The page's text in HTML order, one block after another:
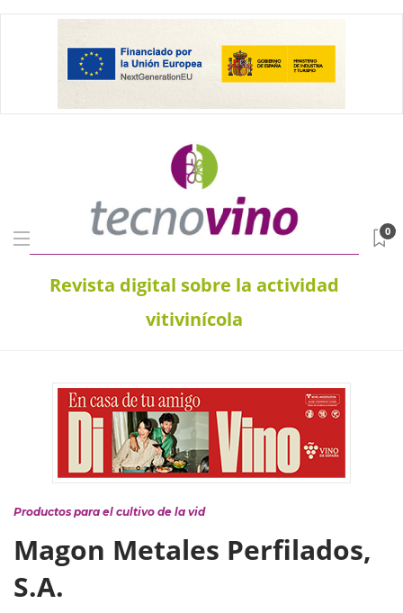
Revista digital sobre la actividad
vitivinícola
0
Productos para el cultivo de la vid
Magon Metales Perfilados,
S.A.